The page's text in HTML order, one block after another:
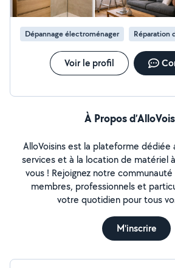
Dépannage électroménager
Voir le profil
À Propos
AlloVoisins est la plateforme dédiée
services et à la location de matériel
vous ! Rejoignez notre
membres, professionnels et
votre quotidien pour tous
M'inscrire